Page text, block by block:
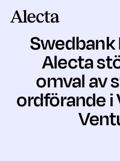
Swedbank
Alecta
omval av
ordförande i